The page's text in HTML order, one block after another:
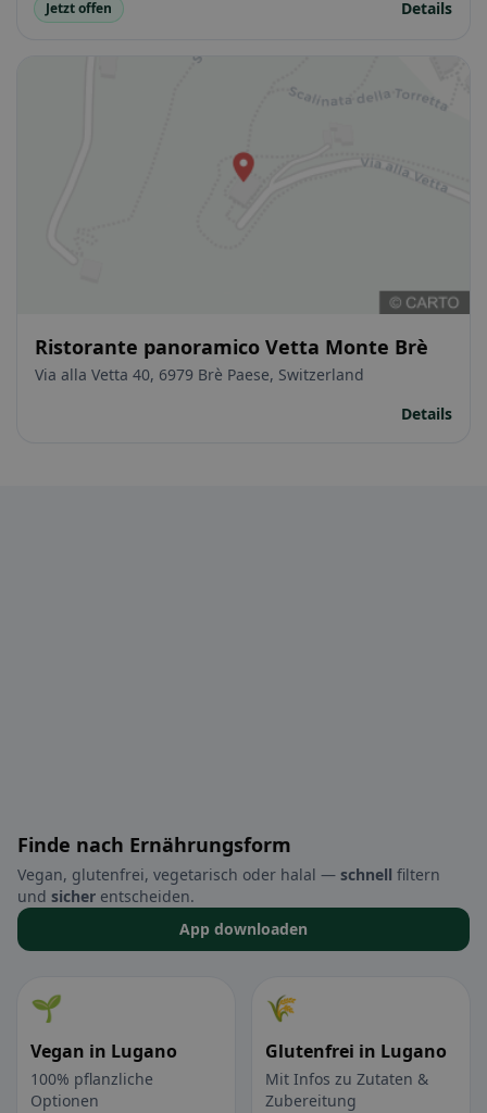
Jetzt offen Details
Ristorante panoramico Vetta Monte Brè
Via alla Vetta 40, 6979 Brè Paese, Switzerland
Details
Finde nach Ernährungsform
Vegan, glutenfrei, vegetarisch oder halal — schnell filtern
und sicher entscheiden.
App downloaden
🌱
Vegan in Lugano
100% pflanzliche
Optionen
🌾
Glutenfrei in Lugano
Mit Infos zu Zutaten &
Zubereitung